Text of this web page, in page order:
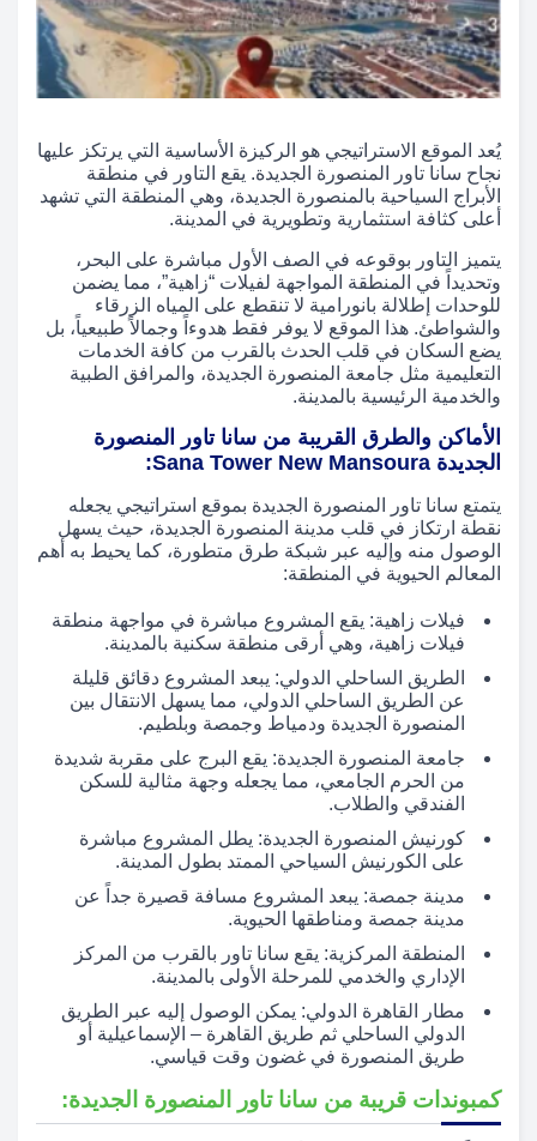
يُعد الموقع الاستراتيجي هو الركيزة الأساسية التي يرتكز عليها
نجاح سانا تاور المنصورة الجديدة. يقع التاور في منطقة
الأبراج السياحية بالمنصورة الجديدة، وهي المنطقة التي تشهد
أعلى كثافة استثمارية وتطويرية في المدينة.
يتميز التاور بوقوعه في الصف الأول مباشرة على البحر،
وتحديداً في المنطقة المواجهة لفيلات “زاهية”، مما يضمن
للوحدات إطلالة بانورامية لا تنقطع على المياه الزرقاء
والشواطئ. هذا الموقع لا يوفر فقط هدوءاً وجمالاً طبيعياً، بل
يضع السكان في قلب الحدث بالقرب من كافة الخدمات
التعليمية مثل جامعة المنصورة الجديدة، والمرافق الطبية
والخدمية الرئيسية بالمدينة.
الأماكن والطرق القريبة من سانا تاور المنصورة
الجديدة Sana Tower New Mansoura:
يتمتع سانا تاور المنصورة الجديدة بموقع استراتيجي يجعله
نقطة ارتكاز في قلب مدينة المنصورة الجديدة، حيث يسهل
الوصول منه وإليه عبر شبكة طرق متطورة، كما يحيط به أهم
المعالم الحيوية في المنطقة:
فيلات زاهية: يقع المشروع مباشرة في مواجهة منطقة
فيلات زاهية، وهي أرقى منطقة سكنية بالمدينة.
الطريق الساحلي الدولي: يبعد المشروع دقائق قليلة
عن الطريق الساحلي الدولي، مما يسهل الانتقال بين
المنصورة الجديدة ودمياط وجمصة وبلطيم.
جامعة المنصورة الجديدة: يقع البرج على مقربة شديدة
من الحرم الجامعي، مما يجعله وجهة مثالية للسكن
الفندقي والطلاب.
كورنيش المنصورة الجديدة: يطل المشروع مباشرة
على الكورنيش السياحي الممتد بطول المدينة.
مدينة جمصة: يبعد المشروع مسافة قصيرة جداً عن
مدينة جمصة ومناطقها الحيوية.
المنطقة المركزية: يقع سانا تاور بالقرب من المركز
الإداري والخدمي للمرحلة الأولى بالمدينة.
مطار القاهرة الدولي: يمكن الوصول إليه عبر الطريق
الدولي الساحلي ثم طريق القاهرة – الإسماعيلية أو
طريق المنصورة في غضون وقت قياسي.
كمبوندات قريبة من سانا تاور المنصورة الجديدة: